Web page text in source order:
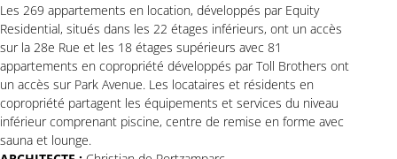
Les 269 appartements en location, développés par Equity
Residential, situés dans les 22 étages inférieurs, ont un accès
sur la 28e Rue et les 18 étages supérieurs avec 81
appartements en copropriété développés par Toll Brothers ont
un accès sur Park Avenue. Les locataires et résidents en
copropriété partagent les équipements et services du niveau
inférieur comprenant piscine, centre de remise en forme avec
sauna et lounge.